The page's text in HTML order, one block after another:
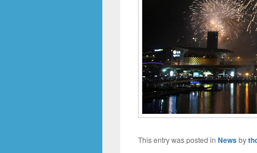
This entry was posted in Newsby